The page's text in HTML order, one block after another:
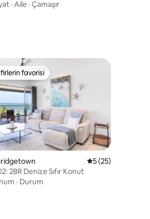
· Aile · Çamaşır
puan, 67 değerlendirme
favorilerinden en beğenilenler arasında
favorisi
5 üzerinden
5 (25)
2BR Denize Sıfır Konut
· Durum